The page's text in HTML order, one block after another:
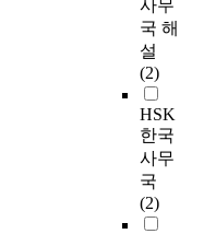
사무
국 해
설
(2)
HSK
한국
사무
국
(2)